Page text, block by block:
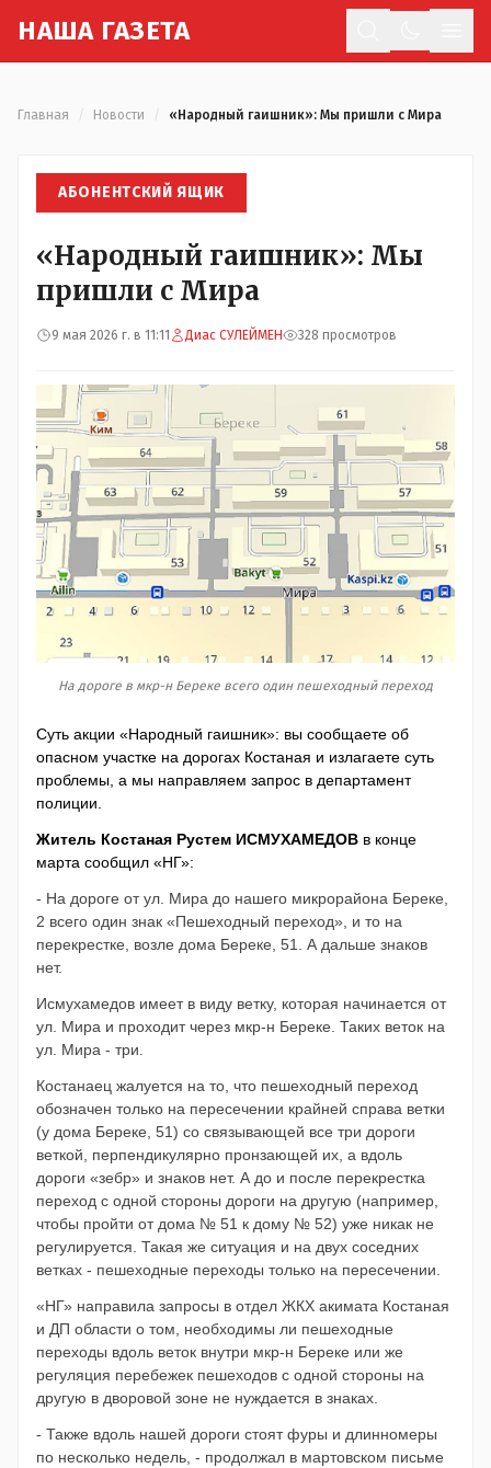
НАША ГАЗЕТА
Главная Новости «Народный гаишник»: Мы пришли с Мира
АБОНЕНТСКИЙ ЯЩИК
«Народный гаишник»: Мы
пришли с Мира
9 мая 2026 г. в 11:11 Диас СУЛЕЙМЕН 328 просмотров
На дороге в мкр-н Береке всего один пешеходный переход
Суть акции «Народный гаишник»: вы сообщаете об
опасном участке на дорогах Костаная и излагаете суть
проблемы, а мы направляем запрос в департамент
полиции.
Житель Костаная Рустем ИСМУХАМЕДОВ в конце
марта сообщил «НГ»:
- На дороге от ул. Мира до нашего микрорайона Береке,
2 всего один знак «Пешеходный переход», и то на
перекрестке, возле дома Береке, 51. А дальше знаков
нет.
Исмухамедов имеет в виду ветку, которая начинается от
ул. Мира и проходит через мкр-н Береке. Таких веток на
ул. Мира - три.
Костанаец жалуется на то, что пешеходный переход
обозначен только на пересечении крайней справа ветки
(у дома Береке, 51) со связывающей все три дороги
веткой, перпендикулярно пронзающей их, а вдоль
дороги «зебр» и знаков нет. А до и после перекрестка
переход с одной стороны дороги на другую (например,
чтобы пройти от дома № 51 к дому № 52) уже никак не
регулируется. Такая же ситуация и на двух соседних
ветках - пешеходные переходы только на пересечении.
«НГ» направила запросы в отдел ЖКХ акимата Костаная
и ДП области о том, необходимы ли пешеходные
переходы вдоль веток внутри мкр-н Береке или же
регуляция перебежек пешеходов с одной стороны на
другую в дворовой зоне не нуждается в знаках.
- Также вдоль нашей дороги стоят фуры и длинномеры
по несколько недель, - продолжал в мартовском письме